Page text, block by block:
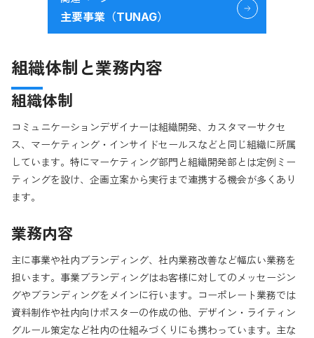
主要事業（TUNAG）
組織体制と業務内容
組織体制
コミュニケーションデザイナーは組織開発、カスタマーサクセ
ス、マーケティング・インサイドセールスなどと同じ組織に所属
しています。特にマーケティング部門と組織開発部とは定例ミー
ティングを設け、企画立案から実行まで連携する機会が多くあり
ます。
業務内容
主に事業や社内ブランディング、社内業務改善など幅広い業務を
担います。事業ブランディングはお客様に対してのメッセージン
グやブランディングをメインに行います。コーポレート業務では
資料制作や社内向けポスターの作成の他、デザイン・ライティン
グルール策定など社内の仕組みづくりにも携わっています。主な